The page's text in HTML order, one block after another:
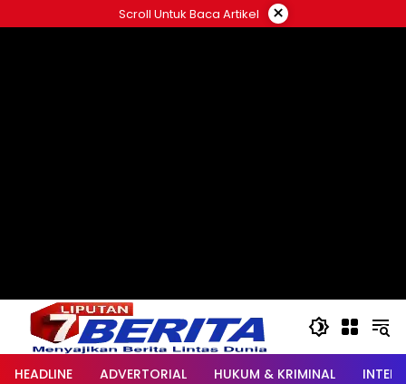
ke
Scroll Untuk Baca Artikel ×
HEADLINE ADVERTORIAL HUKUM & KRIMINAL